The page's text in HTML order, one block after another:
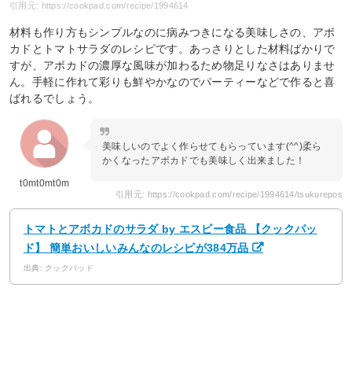
引用元: https://cookpad.com/recipe/1994614
材料も作り方もシンプルなのに病みつきになる美味しさの、アボ
カドとトマトサラダのレシピです。あっさりとした材料ばかりで
すが、アボカドの濃厚な風味が加わるため物足りなさはありませ
ん。手軽に作れて彩りも鮮やかなのでパーティーなどで作ると喜
ばれるでしょう。
t0mt0mt0m
美味しいのでよく作らせてもらっています(^^)柔ら
かくなったアボカドでも美味しく出来ました！
引用元: https://cookpad.com/recipe/1994614/tsukurepos
トマトとアボカドのサラダ by エスビー食品 【クックパッ
ド】 簡単おいしいみんなのレシピが384万品
出典: クックパッド